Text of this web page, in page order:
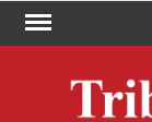
Skip